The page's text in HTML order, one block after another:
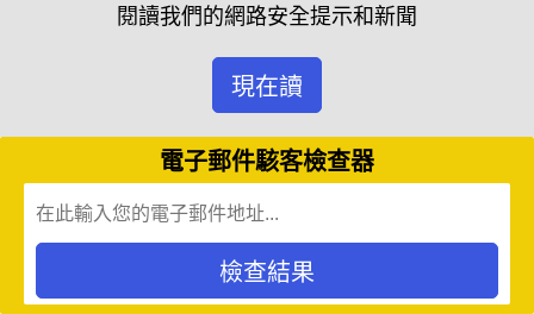
閱讀我們的網路安全提示和新聞
現在讀
電子郵件駭客檢查器
檢查結果